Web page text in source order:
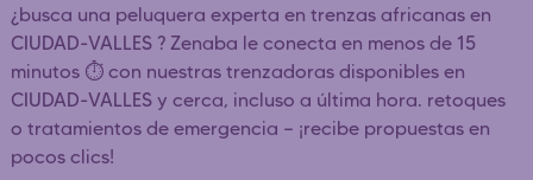
¿busca una peluquera experta en trenzas africanas en
CIUDAD-VALLES ? Zenaba le conecta en menos de 15
minutos ⏱️ con nuestras trenzadoras disponibles en
CIUDAD-VALLES y cerca, incluso a última hora. retoques
o tratamientos de emergencia — ¡recibe propuestas en
pocos clics!